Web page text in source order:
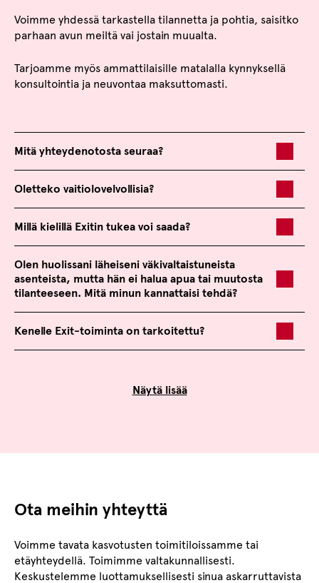
Voimme yhdessä tarkastella tilannetta ja pohtia, saisitko
parhaan avun meiltä vai jostain muualta.
Tarjoamme myös ammattilaisille matalalla kynnyksellä
konsultointia ja neuvontaa maksuttomasti.
Mitä yhteydenotosta seuraa?
Oletteko vaitiolovelvollisia?
Millä kielillä Exitin tukea voi saada?
Olen huolissani läheiseni väkivaltaistuneista
asenteista, mutta hän ei halua apua tai muutosta
tilanteeseen. Mitä minun kannattaisi tehdä?
Kenelle Exit-toiminta on tarkoitettu?
Näytä lisää
Ota meihin yhteyttä
Voimme tavata kasvotusten toimitiloissamme tai
etäyhteydellä. Toimimme valtakunnallisesti.
Keskustelemme luottamuksellisesti sinua askarruttavista